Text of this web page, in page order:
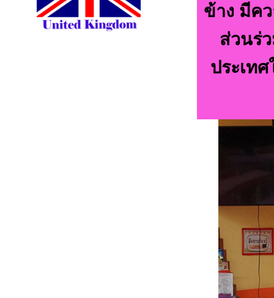
ข้าง มีค
ส่วนร่
ประเท